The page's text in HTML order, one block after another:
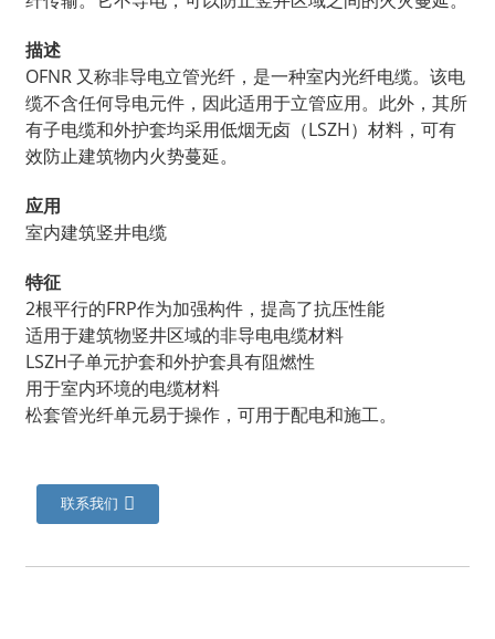
描述
OFNR 又称非导电立管光纤，是一种室内光纤电缆。该电
缆不含任何导电元件，因此适用于立管应用。此外，其所
有子电缆和外护套均采用低烟无卤（LSZH）材料，可有
效防止建筑物内火势蔓延。
应用
室内建筑竖井电缆
特征
2根平行的FRP作为加强构件，提高了抗压性能
适用于建筑物竖井区域的非导电电缆材料
LSZH子单元护套和外护套具有阻燃性
用于室内环境的电缆材料
松套管光纤单元易于操作，可用于配电和施工。
联系我们